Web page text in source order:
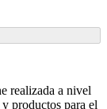
realizada a nivel
productos para el